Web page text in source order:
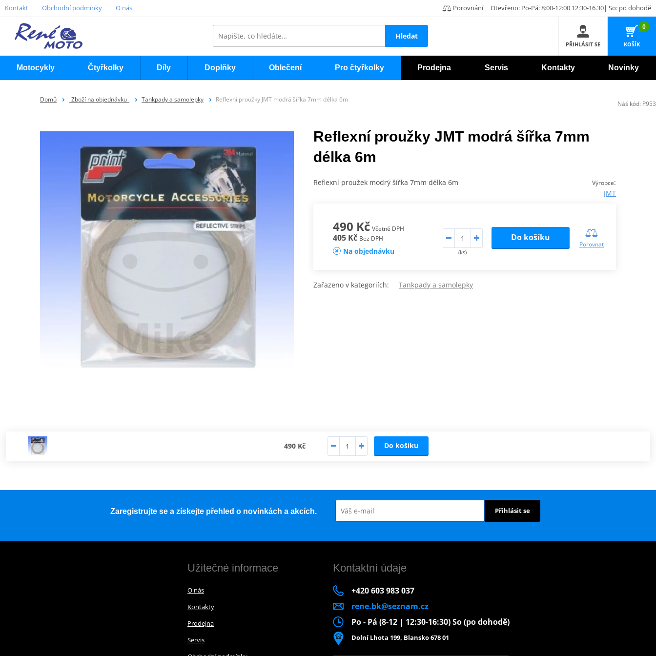
Kontakt Obchodní podmínky O nás Porovnání Otevřeno: Po-Pá: 8:00-12:00 12:30-16.30| So: po dohodě
Hledat
PŘIHLÁSIT SE
0
KOŠÍK
Motocykly Čtyřkolky Díly Doplňky Oblečení Pro čtyřkolky Prodejna Servis Kontakty Novinky
Domů _Zboží na objednávku_ Tankpady a samolepky Reflexní proužky JMT modrá šířka 7mm délka 6m
Reflexní proužky JMT modrá šířka 7mm
délka 6m
Výrobce:
JMT
Reflexní proužek modrý šířka 7mm délka 6m
490 Kč Včetně DPH
405 Kč Bez DPH
Na objednávku (ks)
Do košíku
Porovnat
Zařazeno v kategoriích: Tankpady a samolepky
490 Kč Do košíku
Náš kód: P953
Zaregistrujte se a získejte přehled o novinkách a akcích. Přihlásit se
Užitečné informace
O nás
Kontakty
Prodejna
Servis
Kontaktní údaje
+420 603 983 037
rene.bk@seznam.cz
Po - Pá (8-12 | 12:30-16:30) So (po dohodě)
Dolní Lhota 199, Blansko 678 01